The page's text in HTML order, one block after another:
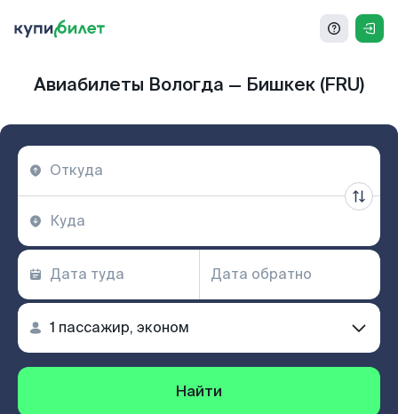
Авиабилеты Вологда — Бишкек (FRU)
Найти